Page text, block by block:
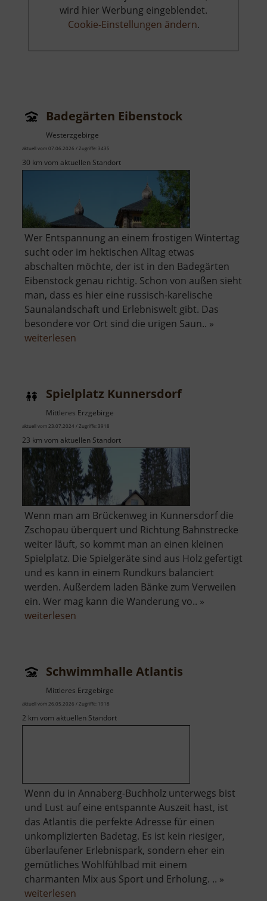
wird hier Werbung eingeblendet.
Cookie-Einstellungen ändern.
Badegärten Eibenstock
Westerzgebirge
aktuell vom 07.06.2026 / Zugriffe: 3435
30 km vom aktuellen Standort
Wer Entspannung an einem frostigen Wintertag
sucht oder im hektischen Alltag etwas
abschalten möchte, der ist in den Badegärten
Eibenstock genau richtig. Schon von außen sieht
man, dass es hier eine russisch-karelische
Saunalandschaft und Erlebniswelt gibt. Das
besondere vor Ort sind die urigen Saun.. »
weiterlesen
Spielplatz Kunnersdorf
Mittleres Erzgebirge
aktuell vom 23.07.2024 / Zugriffe: 3918
23 km vom aktuellen Standort
Wenn man am Brückenweg in Kunnersdorf die
Zschopau überquert und Richtung Bahnstrecke
weiter läuft, so kommt man an einen kleinen
Spielplatz. Die Spielgeräte sind aus Holz gefertigt
und es kann in einem Rundkurs balanciert
werden. Außerdem laden Bänke zum Verweilen
ein. Wer mag kann die Wanderung vo.. »
weiterlesen
Schwimmhalle Atlantis
Mittleres Erzgebirge
aktuell vom 26.05.2026 / Zugriffe: 1918
2 km vom aktuellen Standort
Wenn du in Annaberg-Buchholz unterwegs bist
und Lust auf eine entspannte Auszeit hast, ist
das Atlantis die perfekte Adresse für einen
unkomplizierten Badetag. Es ist kein riesiger,
überlaufener Erlebnispark, sondern eher ein
gemütliches Wohlfühlbad mit einem
charmanten Mix aus Sport und Erholung. .. »
weiterlesen